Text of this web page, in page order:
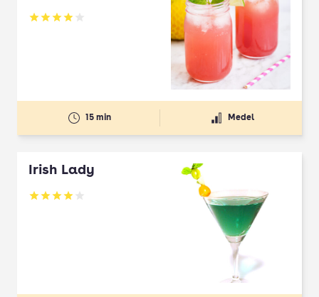
Betyg: 3.95 av 5
15 min Medel
Irish Lady
Betyg: 4 av 5